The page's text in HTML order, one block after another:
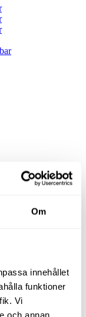
Om
innehållet
funktioner
Vi
och annan